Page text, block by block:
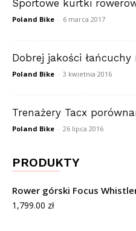
Sportowe kurtki
Poland Bike - 6 marca 2017
Dobrej jakości łańcuchy
Poland Bike - 3 kwietnia 2016
Trenażery Tacx
Poland Bike - 26 lipca 2016
PRODUKTY
Rower górski Focus
1,799.00 zł